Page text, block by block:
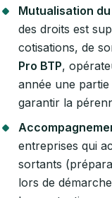
Mutualisation
des droits est
cotisations, de
Pro BTP,
année une
garantir la
entreprises qui
sortants
lors de